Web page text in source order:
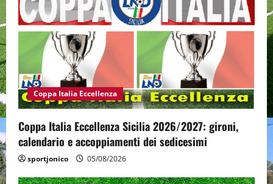
Coppa Italia Eccellenza
Coppa Italia Eccellenza Sicilia 2026/2027: gironi,
calendario e accoppiamenti dei sedicesimi
sportjonico 05/08/2026